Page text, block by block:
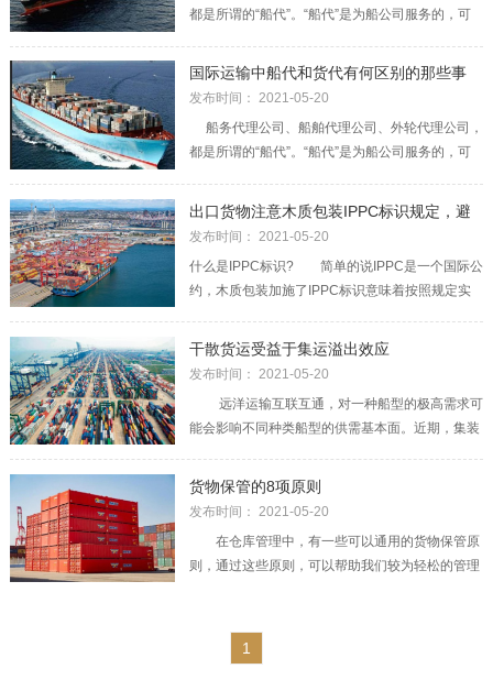
都是所谓的“船代”。“船代”是为船公司服务的，可
代理”，“船代”和“货代”服务的对象不同。 船舶
国际运输中船代和货代有何区别的那些事
发布时间： 2021-05-20
船务代理公司、船舶代理公司、外轮代理公司，
都是所谓的“船代”。“船代”是为船公司服务的，可
代理”，“船代”和“货代”服务的对象不同。 船舶
代理业是一种服务性行业。 船舶代理的英文是
出口货物注意木质包装IPPC标识规定，避
免通关受阻！
发布时间： 2021-05-20
什么是IPPC标识? 简单的说IPPC是一个国际公
约，木质包装加施了IPPC标识意味着按照规定实
面这样： 标识中，左边是IPPC的符号，右边
CN代表中国，31016是加施标识的企业代码。HT
干散货运受益于集运溢出效应
发布时间： 2021-05-20
远洋运输互联互通，对一种船型的极高需求可
能会影响不同种类船型的供需基本面。近期，集装
的基本面，推升其即期运价升至20世纪以来的最高
水平。 船型间的传递效应 市场效应主要通
货物保管的8项原则
发布时间： 2021-05-20
在仓库管理中，有一些可以通用的货物保管原
则，通过这些原则，可以帮助我们较为轻松的管理
一、面向通道原则 为使物品出入库方便，容易
在仓库内移动，基本条件是将物
1